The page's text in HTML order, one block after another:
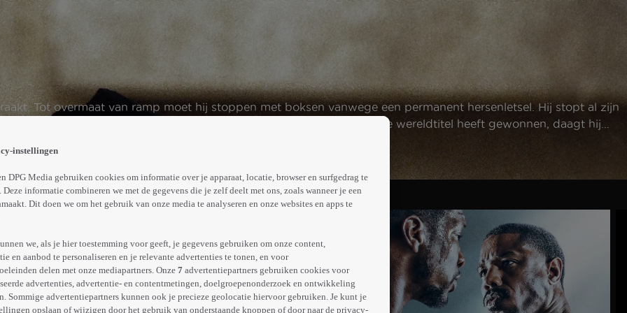
Tot overmaat van ramp moet hij stoppen met boksen vanwege een permanent hersenletsel. Hij stopt al zijn
als Gunn goed wordt, laat hij Rocky vallen voor geld. Nadat hij de wereldtitel heeft gewonnen, daagt hij
het een straatgevecht wordt zonder pers.
instellingen
DPG Media gebruiken cookies om informatie over je apparaat, locatie, browser en surfgedrag te
Deze informatie combineren we met de gegevens die je zelf deelt met ons, zoals wanneer je een
Dit doen we om het gebruik van onze media te analyseren en onze websites en apps te
we, als je hier toestemming voor geeft, je gegevens gebruiken om onze content,
en aanbod te personaliseren en je relevante advertenties te tonen, en voor
delen met onze mediapartners. Onze 7 advertentiepartners gebruiken cookies voor
advertenties, advertentie- en contentmetingen, doelgroepenonderzoek en ontwikkeling
Sommige advertentiepartners kunnen ook je precieze geolocatie hiervoor gebruiken. Je kunt je
opslaan of wijzigen door het gebruik van onderstaande knoppen of door naar de privacy-